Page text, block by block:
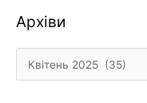
Архіви
Архіви